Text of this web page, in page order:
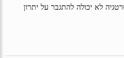
לא יכולה להתגבר על יתרון